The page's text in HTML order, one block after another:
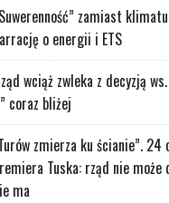
zamiast
o energii i ETS
wciąż zwleka z decyzją
coraz bliżej
zmierza ku ścianie”.
Tuska: rząd nie może
ma